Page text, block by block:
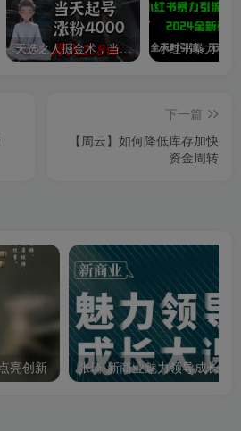
天选之人掘金术，当天起号，7条作品涨粉4000+，单月变现2.8w天选之人掘…
下一篇
【周云】如何降低库存加快
资金周转
亮创新